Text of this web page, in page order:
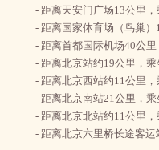
- 距离天安门广场13公里
- 距离国家体育场（鸟巢
- 距离首都国际机场40公
- 距离北京站约19公里，
- 距离北京西站约11公里
- 距离北京南站21公里，
- 距离北京北站约11公里
- 距离北京六里桥长途客